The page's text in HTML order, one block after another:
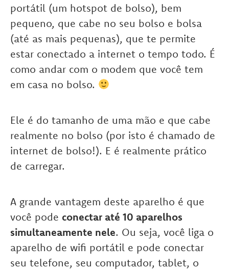
portátil (um hotspot de bolso), bem
pequeno, que cabe no seu bolso e bolsa
(até as mais pequenas), que te permite
estar conectado a internet o tempo todo. É
como andar com o modem que você tem
em casa no bolso.
Ele é do tamanho de uma mão e que cabe
realmente no bolso (por isto é chamado de
internet de bolso!). E é realmente prático
de carregar.
A grande vantagem deste aparelho é que
você pode conectar até 10 aparelhos
simultaneamente nele. Ou seja, você liga o
aparelho de wifi portátil e pode conectar
seu telefone, seu computador, tablet, o